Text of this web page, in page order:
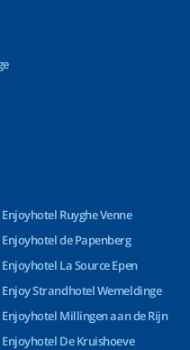
Enjoyhotel Ruyghe Venne
Enjoyhotel de Papenberg
Enjoyhotel La Source Epen
Enjoy Strandhotel Wemeldinge
Enjoyhotel Millingen aan de Rijn
Enjoyhotel De Kruishoeve